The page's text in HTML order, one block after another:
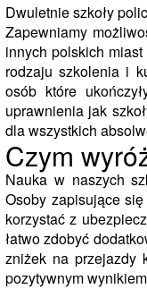
Dwuletnie szkoły
Zapewniamy
innych polskich
rodzaju szkolenia i
osób które
uprawnienia jak
dla wszystkich
Czym
Nauka w naszych
Osoby zapisujące
korzystać z
łatwo zdobyć
zniżek na przejazdy
pozytywnym